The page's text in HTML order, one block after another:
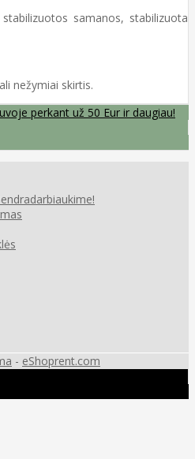
samanos, stabilizuota
nežymiai skirtis.
perkant už 50 Eur ir daugiau!
- eShoprent.com